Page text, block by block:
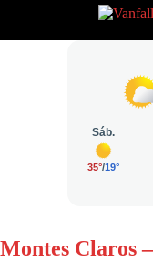
Montes Claros